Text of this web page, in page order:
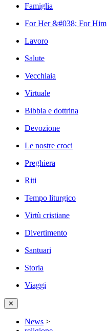
Famiglia
For Her &#038; For Him
Lavoro
Salute
Vecchiaia
Virtuale
Bibbia e dottrina
Devozione
Le nostre croci
Preghiera
Riti
Tempo liturgico
Virtù cristiane
Divertimento
Santuari
Storia
Viaggi
✕
News >